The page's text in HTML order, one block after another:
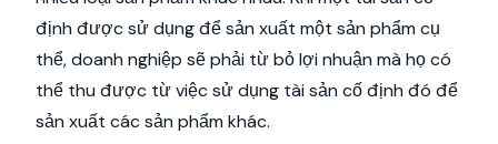
định được sử dụng để sản xuất một sản phẩm cụ
thể, doanh nghiệp sẽ phải từ bỏ lợi nhuận mà họ có
thể thu được từ việc sử dụng tài sản cố định đó để
sản xuất các sản phẩm khác.